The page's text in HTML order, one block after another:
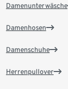
Damenunterwäsche
Damenhosen
Damenschuhe
Herrenpullover